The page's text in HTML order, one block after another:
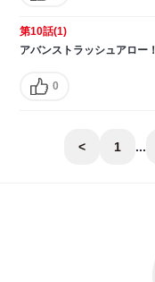
第10話(1)
アバンストラッシュアロー！
0
< 1 ...